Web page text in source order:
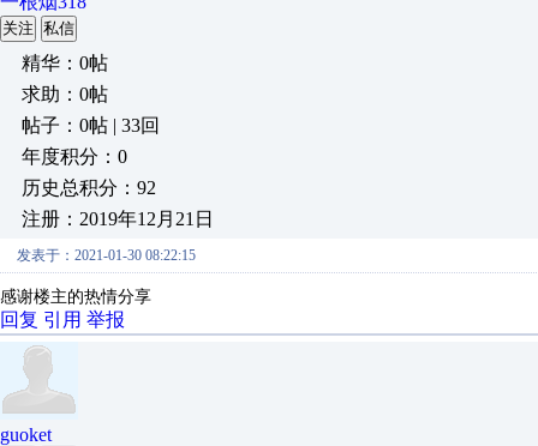
关注 私信
精华：0帖
求助：0帖
帖子：0帖 | 33回
年度积分：0
历史总积分：92
注册：2019年12月21日
发表于：2021-01-30 08:22:15
感谢楼主的热情分享
回复 引用 举报
guoket